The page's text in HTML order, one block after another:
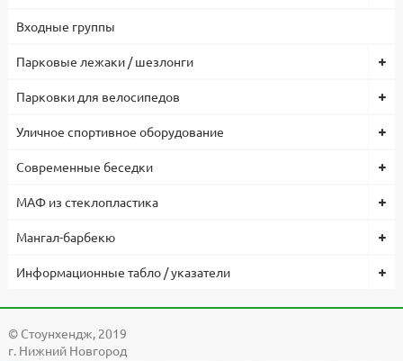
Входные группы
Парковые лежаки / шезлонги
Парковки для велосипедов
Уличное спортивное оборудование
Современные беседки
МАФ из стеклопластика
Мангал-барбекю
Информационные табло / указатели
© Cтоунхендж, 2019
г. Нижний Новгород